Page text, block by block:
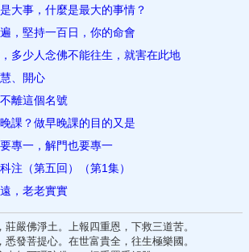
大事，什麼是最大的事情？
，堅持一百日，你​的命會
多少人念佛不能往生，就害在此地
、開心
離這個名號
課？做早晚課的目的又是
專一，解門也要專一
注（第五回）（第1集）
，老老實實
莊嚴佛淨土。上報四重恩，下救三道苦。
悉發菩提心。在世富貴全，往生極樂國。